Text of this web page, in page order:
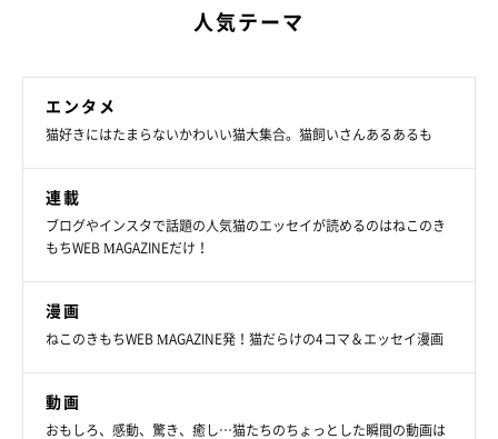
人気テーマ
エンタメ
猫好きにはたまらないかわいい猫大集合。猫飼いさんあるあるも
連載
ブログやインスタで話題の人気猫のエッセイが読めるのはねこのき
もちWEB MAGAZINEだけ！
漫画
ねこのきもちWEB MAGAZINE発！猫だらけの4コマ＆エッセイ漫画
動画
おもしろ、感動、驚き、癒し…猫たちのちょっとした瞬間の動画は